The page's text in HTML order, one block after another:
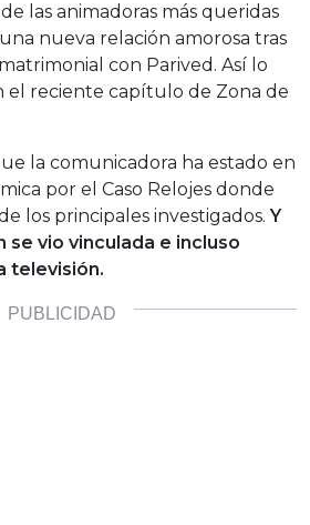
las animadoras más queridas
nueva relación amorosa tras
con Parived. Así lo
el reciente capítulo de Zona de
la comunicadora ha estado en
por el Caso Relojes donde
los principales investigados.Y
se vio vinculada e incluso
televisión.